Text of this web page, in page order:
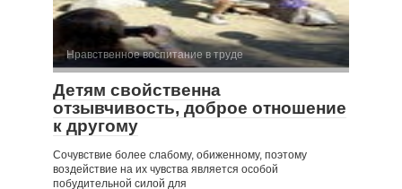
Нравственное воспитание в труде
Детям свойственна
отзывчивость, доброе отношение
к другому
Сочувствие более слабому, обиженному, поэтому
воздействие на их чувства является особой
побудительной силой для